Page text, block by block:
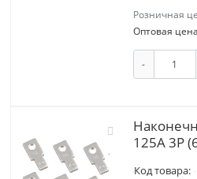
Розничная
Оптовая
-
125А 3Р
Код товара: